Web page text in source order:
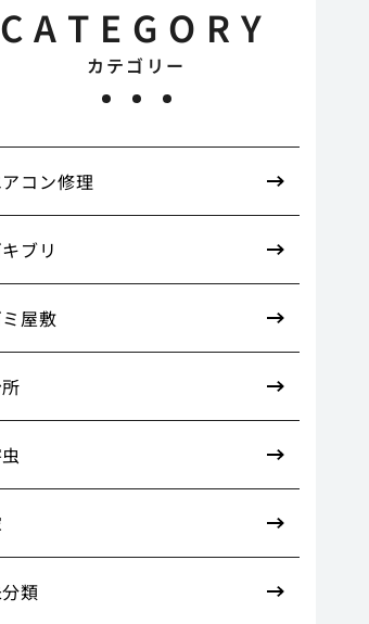
CATEGORY
カテゴリー
コン修理
ブリ
屋敷
類